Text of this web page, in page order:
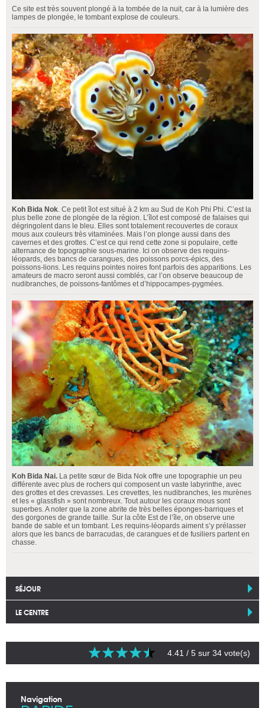
Ce site est très souvent plongé à la tombée de la nuit, car à la lumière des
lampes de plongée, le tombant explose de couleurs.
Koh Bida Nok. Ce petit îlot est situé à 2 km au Sud de Koh Phi Phi. C’est la
plus belle zone de plongée de la région. L’îlot est composé de falaises qui
dégringolent dans le bleu. Elles sont totalement recouvertes de coraux
mous aux couleurs très vitaminées. Mais l’on plonge aussi dans des
cavernes et des grottes. C’est ce qui rend cette zone si populaire, cette
alternance de topographie sous-marine. Ici on observe des requins-
léopards, des bancs de carangues, des poissons porcs-épics, des
poissons-lions. Les requins pointes noires font parfois des apparitions. Les
amateurs de macro seront aussi comblés, car l’on observe beaucoup de
nudibranches, de poissons-fantômes et d’hippocampes-pygmées.
Koh Bida Nai. La petite sœur de Bida Nok offre une topographie un peu
différente avec plus de rochers qui composent un vaste labyrinthe, avec
des grottes et des crevasses. Les crevettes, les nudibranches, les murènes
et les « glassfish » sont nombreux. Tout autour les coraux mous sont
superbes. A noter que la zone abrite de très belles éponges-barriques et
des gorgones de grande taille. Sur la côte Est de l’île, on observe une
bande de sable et un tombant. Les requins-léopards aiment s’y prélasser
alors que les bancs de barracudas, de carangues et de fusiliers partent en
chasse.
SÉJOUR
LE CENTRE
4.41 / 5 sur 34 vote(s)
Navigation